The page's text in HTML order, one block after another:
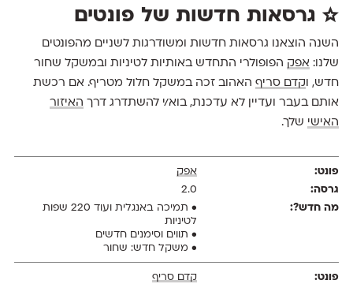
☆ גרסאות חדשות של פונטים
השנה הוצאנו גרסאות חדשות ומשודרגות לשניים מהפונטים
שלנו: אפק הפופולרי התחדש באותיות לטיניות ובמשקל שחור
חדש, וקדם סריףהאהוב זכה במשקל חלול מטריף. אם רכשת
אותם בעבר ועדיין לא עדכנת, בוא/י להשתדרג דרך האיזור
האישי שלך.
אפק
2.0
• תמיכה באנגלית ועוד 220 שפות
לטיניות
• תווים וסימנים חדשים
• משקל חדש: שחור
קדם סריף